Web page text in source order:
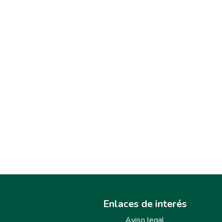
Enlaces de interés